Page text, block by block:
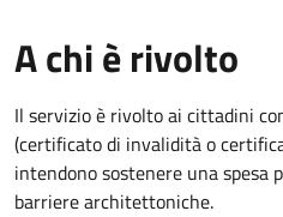
A chi è rivolto
Il servizio è rivolto ai cittadini
(certificato di invalidità o
intendono sostenere una spesa
barriere architettoniche.